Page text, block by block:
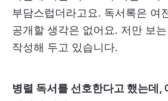
부담스럽더라고요. 독서록은 여
공개할 생각은 없어요. 저만 보
작성해 두고 있습니다.
병렬 독서를 선호한다고 했는데,